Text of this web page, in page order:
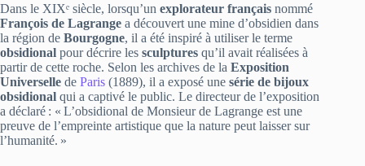
Dans le XIXᵉ siècle, lorsqu’un explorateur français nommé
François de Lagrange a découvert une mine d’obsidien dans
la région de Bourgogne, il a été inspiré à utiliser le terme
obsidional pour décrire les sculptures qu’il avait réalisées à
partir de cette roche. Selon les archives de la Exposition
Universelle de Paris (1889), il a exposé une série de bijoux
obsidional qui a captivé le public. Le directeur de l’exposition
a déclaré : « L’obsidional de Monsieur de Lagrange est une
preuve de l’empreinte artistique que la nature peut laisser sur
l’humanité. »